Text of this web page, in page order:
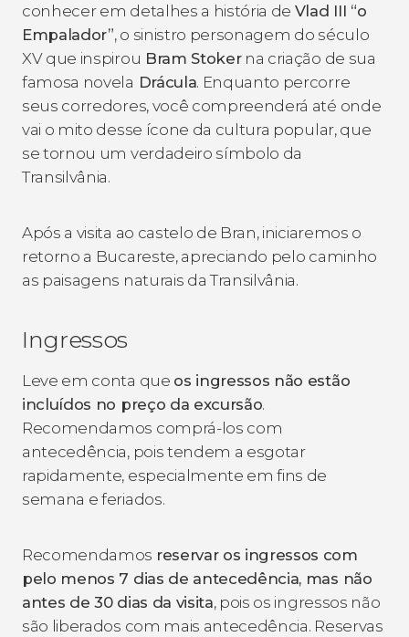
conhecer em detalhes a história de Vlad III “o
Empalador”, o sinistro personagem do século
XV que inspirou Bram Stokerna criação de sua
famosa novela Drácula. Enquanto percorre
seus corredores, você compreenderá até onde
vai o mito desse ícone da cultura popular, que
se tornou um verdadeiro símbolo da
Transilvânia.
Após a visita ao castelo de Bran, iniciaremos o
retorno a Bucareste, apreciando pelo caminho
as paisagens naturais da Transilvânia.
Ingressos
Leve em conta que os ingressos não estão
incluídos no preço da excursão.
Recomendamos comprá-los com
antecedência, pois tendem a esgotar
rapidamente, especialmente em fins de
semana e feriados.
Recomendamos reservar os ingressos com
pelo menos 7 dias de antecedência, mas não
antes de 30 dias da visita, pois os ingressos não
são liberados com mais antecedência. Reservas